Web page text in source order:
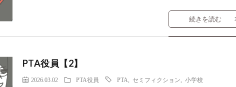
続きを読む
PTA役員【2】
2026.03.02 PTA役員 PTA セミフィクション 小学校